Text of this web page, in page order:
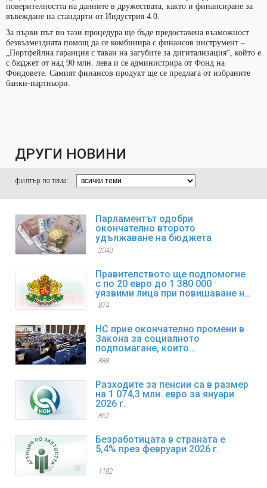
поверителността на данните в дружествата, както и финансиране за
въвеждане на стандарти от Индустрия 4.0.
За първи път по тази процедура ще бъде предоставена възможност
безвъзмездната помощ да се комбинира с финансов инструмент –
„Портфейлна гаранция с таван на загубите за дигитализация“, който е
с бюджет от над 90 млн. лева и се администрира от Фонд на
Фондовете. Самият финансов продукт ще се предлага от избраните
банки-партньори.
ДРУГИ НОВИНИ
филтър по тема:
Парламентът одобри
окончателно второто
удължаване на бюджета
2040
Правителството ще подпомогне
с по 20 евро до 1 380 000
уязвими лица при повишаване на
цените на горивата
874
НС прие окончателно промени в
Закона за социалното
подпомагане, които
регламентират коледните и
великденските добавки
888
Разходите за пенсии са в размер
на 1 074,3 млн. евро за януари
2026 г.
862
Безработицата в страната е
5,4% през февруари 2026 г.
1182